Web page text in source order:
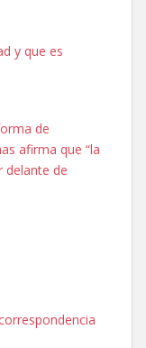
tiene miedo a la
y que es
de
afirma que “la
delante de